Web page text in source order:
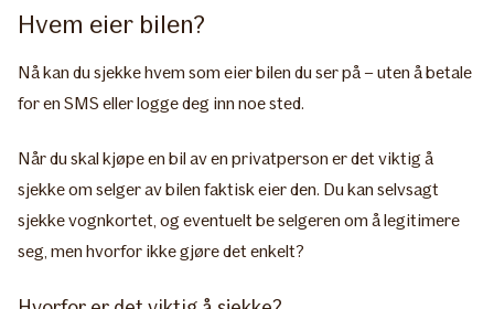
Hvem eier bilen?
Nå kan du sjekke hvem som eier bilen du ser på – uten å betale
for en SMS eller logge deg inn noe sted.
Når du skal kjøpe en bil av en privatperson er det viktig å
sjekke om selger av bilen faktisk eier den. Du kan selvsagt
sjekke vognkortet, og eventuelt be selgeren om å legitimere
seg, men hvorfor ikke gjøre det enkelt?